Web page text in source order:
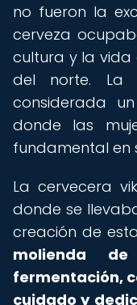
no fueron la
cerveza
cultura y la vida
del norte. La
considerada
donde las
fundamental en
La cervecera
donde se
creación de
molienda
fermentación,
cuidado y